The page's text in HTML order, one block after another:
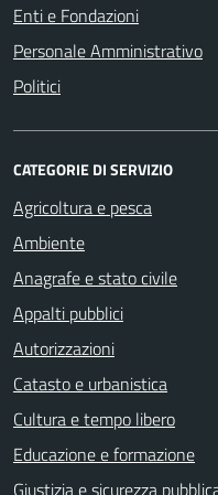
Enti e Fondazioni
Personale Amministrativo
Politici
CATEGORIE DI SERVIZIO
Agricoltura e pesca
Ambiente
Anagrafe e stato civile
Appalti pubblici
Autorizzazioni
Catasto e urbanistica
Cultura e tempo libero
Educazione e formazione
Giustizia e sicurezza